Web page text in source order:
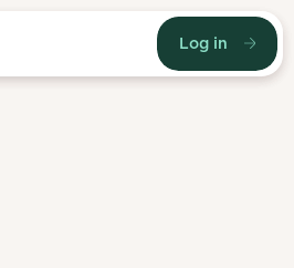
Log in